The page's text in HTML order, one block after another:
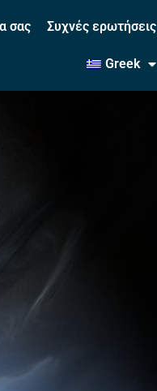
σας Συχνές ερωτήσεις
Greek